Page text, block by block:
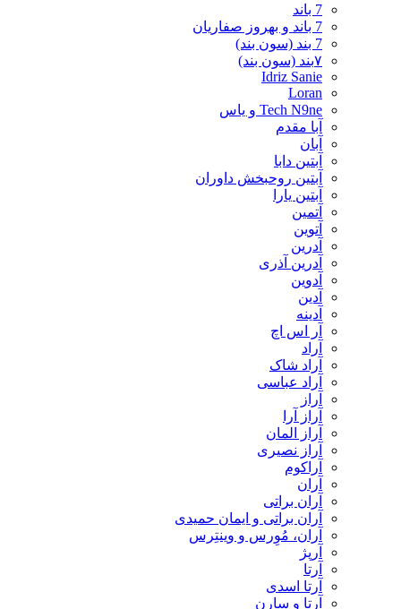
7 باند
7 باند و بهروز صفاریان
7 بند (سون بند)
۷بند (سون بند)
Idriz Sanie
Loran
Tech N9ne و یاس
آبا مقدم
آبان
آبتین دابا
آبتین روحبخش داوران
آبتین یارا
آتمین
آتوین
آدرین
آدرین آذری
آدوین
آدین
آدینه
آر اس اچ
آراد
آراد شاک
آراد عباسی
آراز
آراز آرا
آراز المان
آراز نصیری
آراکوم
آران
آران براتی
آران براتی و ایمان حمیدی
آران، مُوِرس و وینتِرس
آرپژ
آرتا
آرتا اسدی
آرتا و سارن